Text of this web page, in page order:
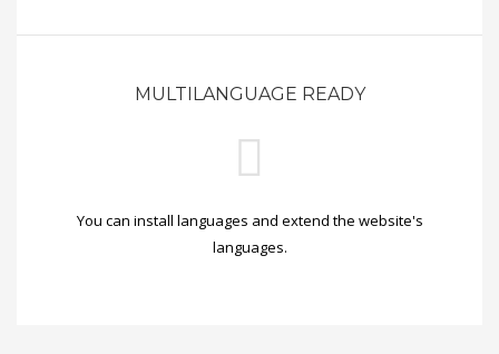
MULTILANGUAGE READY
You can install languages and extend the website's
languages.